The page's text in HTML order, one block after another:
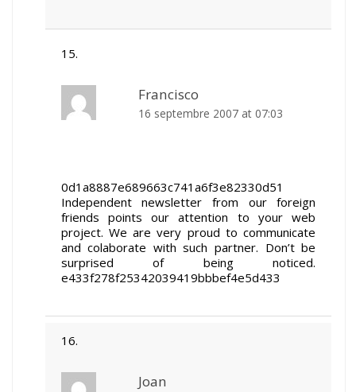
Francisco
16 septembre 2007 at 07:03
0d1a8887e689663c741a6f3e82330d51
Independent newsletter from our foreign
friends points our attention to your web
project. We are very proud to communicate
and colaborate with such partner. Don’t be
surprised of being noticed.
e433f278f25342039419bbbef4e5d433
Joan